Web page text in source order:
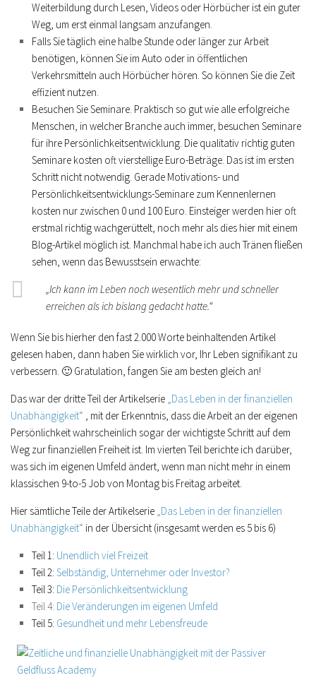
Weiterbildung durch Lesen, Videos oder Hörbücher ist ein guter
Weg, um erst einmal langsam anzufangen.
Falls Sie täglich eine halbe Stunde oder länger zur Arbeit
benötigen, können Sie im Auto oder in öffentlichen
Verkehrsmitteln auch Hörbücher hören. So können Sie die Zeit
effizient nutzen.
Besuchen Sie Seminare. Praktisch so gut wie alle erfolgreiche
Menschen, in welcher Branche auch immer, besuchen Seminare
für ihre Persönlichkeitsentwicklung. Die qualitativ richtig guten
Seminare kosten oft vierstellige Euro-Beträge. Das ist im ersten
Schritt nicht notwendig. Gerade Motivations- und
Persönlichkeitsentwicklungs-Seminare zum Kennenlernen
kosten nur zwischen 0 und 100 Euro. Einsteiger werden hier oft
erstmal richtig wachgerüttelt, noch mehr als dies hier mit einem
Blog-Artikel möglich ist. Manchmal habe ich auch Tränen fließen
sehen, wenn das Bewusstsein erwachte:
„Ich kann im Leben noch wesentlich mehr und schneller
erreichen als ich bislang gedacht hatte.“
Wenn Sie bis hierher den fast 2.000 Worte beinhaltenden Artikel
gelesen haben, dann haben Sie wirklich vor, Ihr Leben signifikant zu
verbessern. 🙂 Gratulation, fangen Sie am besten gleich an!
Das war der dritte Teil der Artikelserie „Das Leben in der finanziellen
Unabhängigkeit“ , mit der Erkenntnis, dass die Arbeit an der eigenen
Persönlichkeit wahrscheinlich sogar der wichtigste Schritt auf dem
Weg zur finanziellen Freiheit ist. Im vierten Teil berichte ich darüber,
was sich im eigenen Umfeld ändert, wenn man nicht mehr in einem
klassischen 9-to-5 Job von Montag bis Freitag arbeitet.
Hier sämtliche Teile der Artikelserie „Das Leben in der finanziellen
Unabhängigkeit“ in der Übersicht (insgesamt werden es 5 bis 6)
Teil 1: Unendlich viel Freizeit
Teil 2: Selbständig, Unternehmer oder Investor?
Teil 3: Die Persönlichkeitsentwicklung
Teil 4: Die Veränderungen im eigenen Umfeld
Teil 5: Gesundheit und mehr Lebensfreude